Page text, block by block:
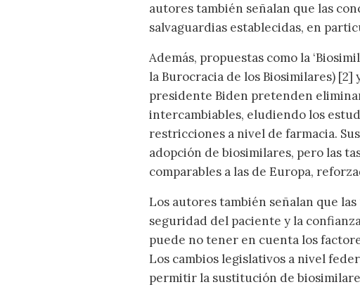
autores también señalan que las
salvaguardias establecidas, en
Además, propuestas como la
la Burocracia de los Biosimilares)
presidente Biden pretenden
intercambiables, eludiendo los
restricciones a nivel de farmacia.
adopción de biosimilares, pero las
comparables a las de Europa,
Los autores también señalan que
seguridad del paciente y la
puede no tener en cuenta los
Los cambios legislativos a nivel
permitir la sustitución de